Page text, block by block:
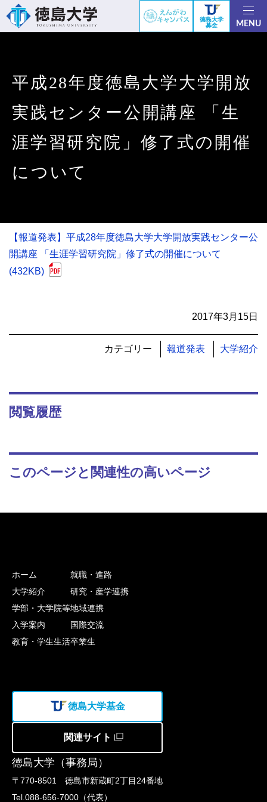
徳島大学
募金
MENU
平成28年度徳島大学大学開放
実践センター公開講座 「生
涯学習研究院」修了式の開催
について
【報道発表】平成28年度徳島大学大学開放実践センター公
開講座 「生涯学習研究院」修了式の開催について
(432KB)
2017年3月15日
カテゴリー 報道発表 大学紹介
閲覧履歴
このページと関連性の高いページ
徳島大学（事務局）
〒770-8501 徳島市新蔵町2丁目24番地
Tel.088-656-7000（代表）
ホーム
大学紹介
学部・大学院等
入学案内
教育・学生生活
就職・進路
研究・産学連携
地域連携
国際交流
卒業生
徳島大学基金
関連サイト